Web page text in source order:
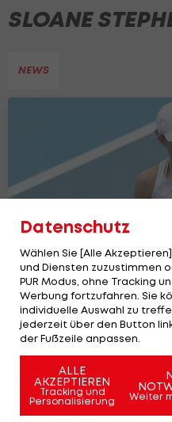
SLOANE
NEWS
Tagger teilt
Wildcard mit Venus
Tennis - WTA
Datenschutz
Wählen Sie [Alle
und Diensten zuzustimmen
PUR Modus, ohne Tracking
Werbung fortzufahren. Sie
individuelle Auswahl zu
jederzeit über den Button
der Fußzeile anpassen.
ALLE
AKZEPTIEREN
Tracking und
Personalisierung
Weiter